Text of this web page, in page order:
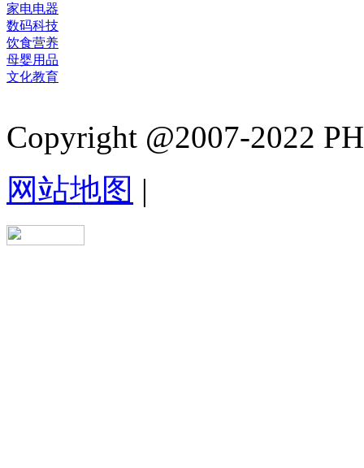
家电电器
数码科技
饮食营养
母婴用品
文化教育
Copyright @2007-2022
网站地图 |